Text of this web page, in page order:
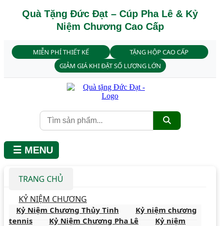
Quà Tặng Đức Đạt – Cúp Pha Lê & Kỷ
Niệm Chương Cao Cấp
MIỄN PHÍ THIẾT KẾ
TẶNG HỘP CAO CẤP
GIẢM GIÁ KHI ĐẶT SỐ LƯỢNG LỚN
☰ MENU
TRANG CHỦ
KỶ NIỆM CHƯƠNG
Kỷ Niệm Chương Thủy Tinh
Kỷ niệm chương
tennis
Kỷ Niệm Chương Pha Lê
Kỷ niệm